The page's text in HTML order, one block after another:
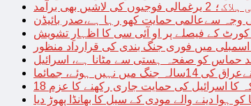
وجہ سےعالمی حمایت کھو رہا ہے،صدر بائیڈن
کورٹ کے فیصلے پر او آئی سی کا اظہارِ تشویش
میں فوری جنگ بندی کی قرارداد منظور
حماس کو صفحہ ہستی سے مٹانا ہے، اسرائیل
ہوئے، جمائما
کا اسرائیل کی حمایت جاری رکھنے کا عزم
کو ہوا دینے والے مودی کے سیل کا بھانڈا پھوڑ دیا